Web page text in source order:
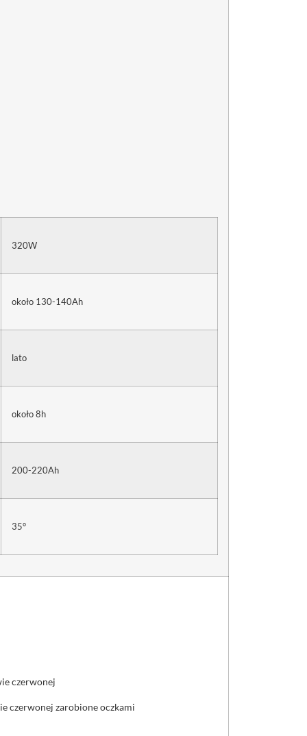
320W
około 130-140Ah
lato
około 8h
200-220Ah
35°
czerwonej
czerwonej zarobione oczkami